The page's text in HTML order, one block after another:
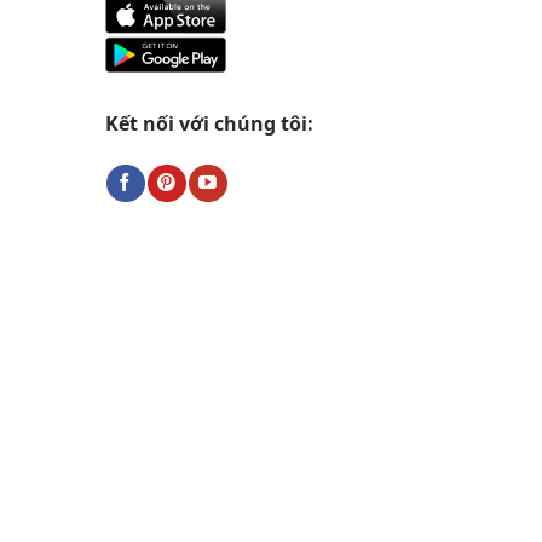
Kết nối với chúng tôi: